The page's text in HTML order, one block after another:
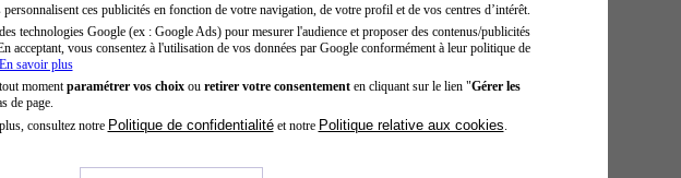
- Paris
ces publicités en fonction de votre navigation, de votre profil et de vos centres d’intérêt.
technologies Google (ex : Google Ads) pour mesurer l'audience et proposer des contenus/publicités
acceptant, vous consentez à l'utilisation de vos données par Google conformément à leur politique de
savoir plus
moment paramétrer vos choixou retirer votre consentementen cliquant sur le lien "Gérer les
de page.
consultez notre Politique de confidentialitéet notre Politique relative aux cookies